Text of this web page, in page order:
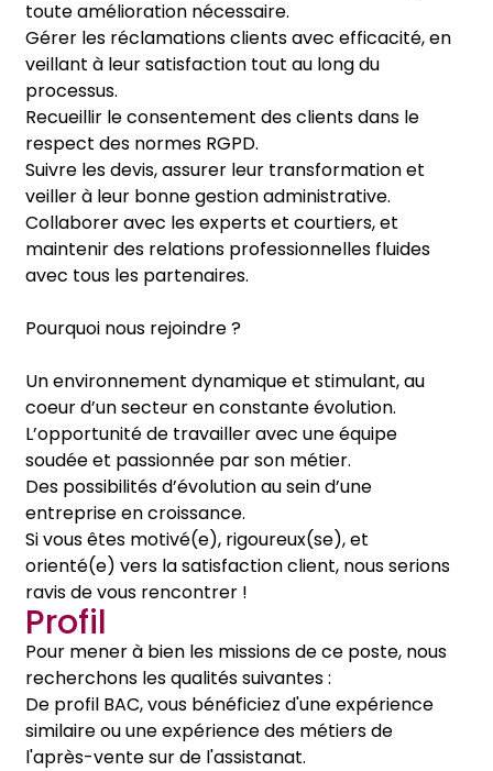
toute amélioration nécessaire.
Gérer les réclamations clients avec efficacité, en
veillant à leur satisfaction tout au long du
processus.
Recueillir le consentement des clients dans le
respect des normes RGPD.
Suivre les devis, assurer leur transformation et
veiller à leur bonne gestion administrative.
Collaborer avec les experts et courtiers, et
maintenir des relations professionnelles fluides
avec tous les partenaires.
Pourquoi nous rejoindre ?
Un environnement dynamique et stimulant, au
coeur d’un secteur en constante évolution.
L’opportunité de travailler avec une équipe
soudée et passionnée par son métier.
Des possibilités d’évolution au sein d’une
entreprise en croissance.
Si vous êtes motivé(e), rigoureux(se), et
orienté(e) vers la satisfaction client, nous serions
ravis de vous rencontrer !
Profil
Pour mener à bien les missions de ce poste, nous
recherchons les qualités suivantes :
De profil BAC, vous bénéficiez d'une expérience
similaire ou une expérience des métiers de
l'après-vente sur de l'assistanat.